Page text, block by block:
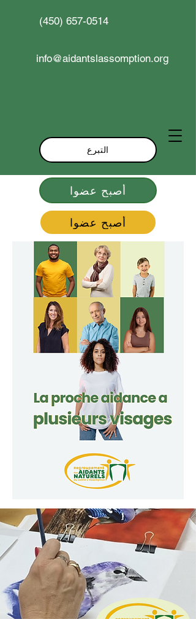
أصبح عضوا
أصبح عضوا
(450) 657-0514
info@aidantslassomption.org
التبرع